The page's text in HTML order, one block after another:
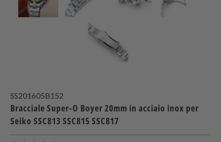
SS201605B152
Bracciale Super-O Boyer 20mm in acciaio inox per
Seiko SSC813 SSC815 SSC817